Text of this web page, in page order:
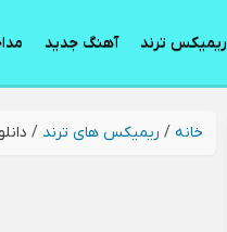
ریمیکس ترند آهنگ جدید
خانه / ریمیکس های ترند /